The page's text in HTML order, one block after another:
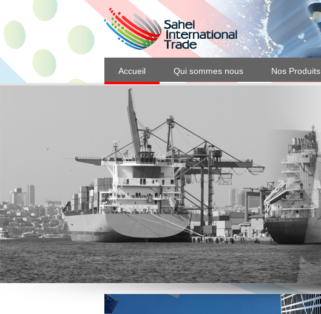
Accueil Qui sommes nous Nos Produits